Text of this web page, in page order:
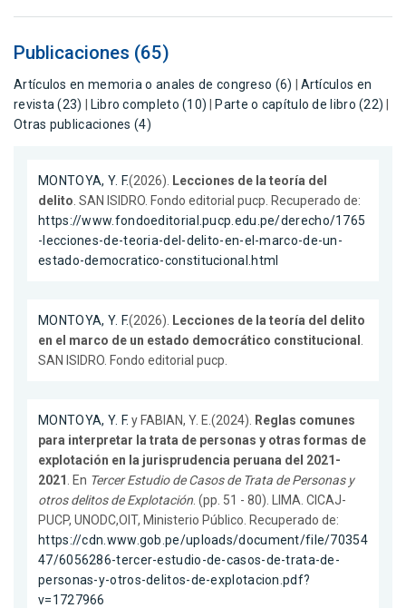
Publicaciones (65)
Artículos en memoria o anales de congreso (6)
Artículos en
revista (23)
Libro completo (10) Parte o capítulo de libro (22)
Otras publicaciones (4)
MONTOYA, Y. F.(2026).
Lecciones de la teoría del
delito . SAN ISIDRO. Fondo editorial pucp. Recuperado de:
https://www.fondoeditorial.pucp.edu.pe/derecho/1765
-lecciones-de-teoria-del-delito-en-el-marco-de-un-
estado-democratico-constitucional.html
MONTOYA, Y. F.(2026).
Lecciones de la teoría del delito
en el marco de un estado democrático constitucional
SAN ISIDRO. Fondo editorial pucp.
MONTOYA, Y. F. y FABIAN, Y. E.(2024).
Reglas comunes
para interpretar la trata de personas y otras formas de
explotación en la jurisprudencia peruana del 2021-
2021
. En Tercer Estudio de Casos de Trata de Personas y
otros delitos de Explotación . (pp. 51 - 80). LIMA. CICAJ-
PUCP, UNODC,OIT, Ministerio Público. Recuperado de:
https://cdn.www.gob.pe/uploads/document/file/70354
47/6056286-tercer-estudio-de-casos-de-trata-de-
personas-y-otros-delitos-de-explotacion.pdf?
v=1727966